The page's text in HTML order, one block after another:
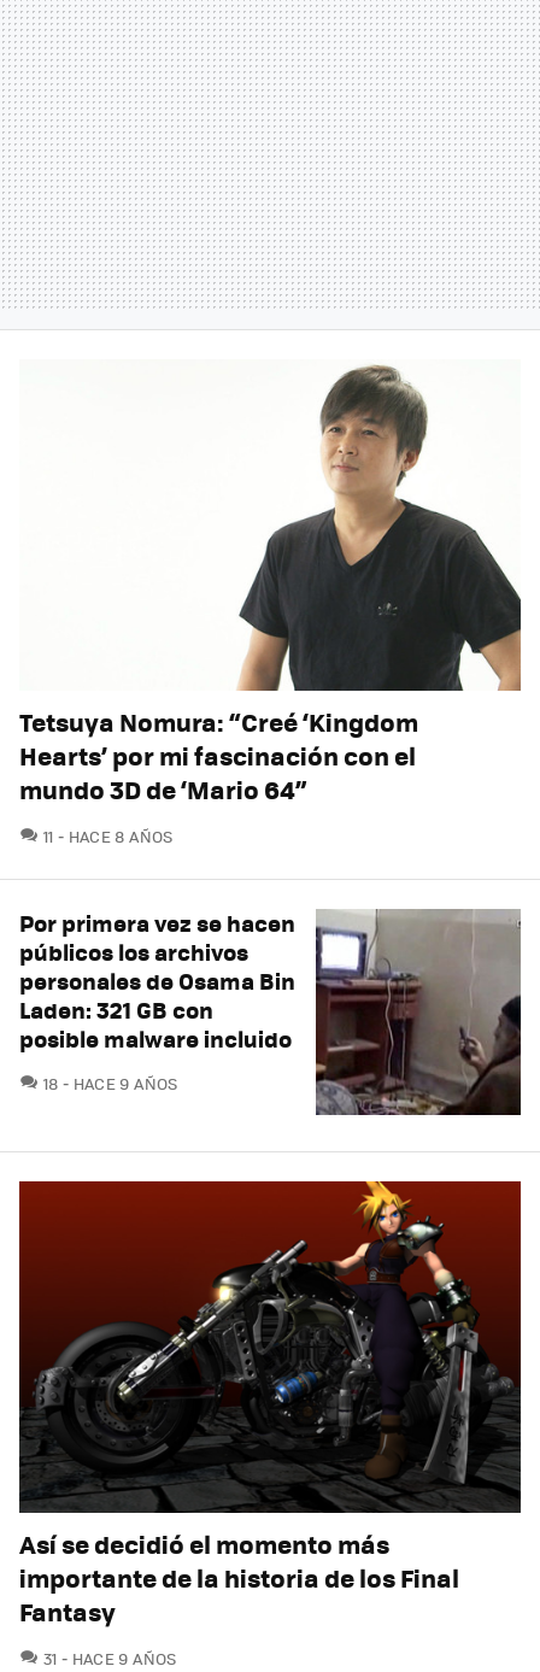
Tetsuya Nomura: “Creé ‘Kingdom
Hearts’ por mi fascinación con el
mundo 3D de ‘Mario 64”
11 COMENTARIOS
HACE 8 AÑOS
Por primera vez se hacen
públicos los archivos
personales de Osama Bin
Laden: 321 GB con
posible malware incluido
18 COMENTARIOS
HACE 9 AÑOS
Así se decidió el momento más
importante de la historia de los Final
Fantasy
31 COMENTARIOS
HACE 9 AÑOS